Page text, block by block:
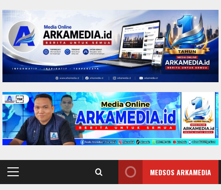
to
content
Primary
MEDSOS ARKAMEDIA